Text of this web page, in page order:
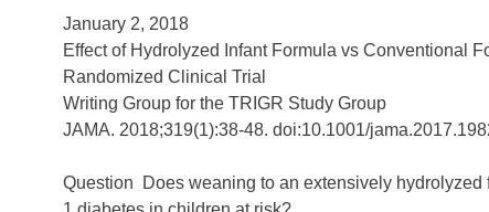
January 2, 2018
Effect of Hydrolyzed Infant Formula vs Conventional
Randomized Clinical Trial
Writing Group for the TRIGR Study Group
JAMA. 2018;319(1):38-48. doi:10.1001/
Question Does weaning to an extensively